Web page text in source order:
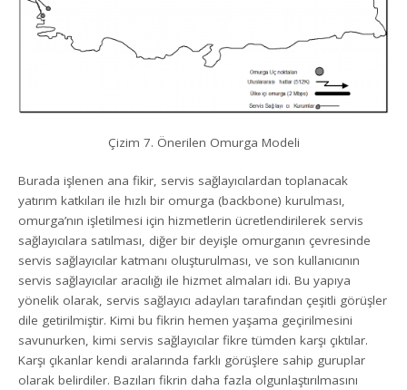
Çizim 7. Önerilen Omurga Modeli
Burada işlenen ana fikir, servis sağlayıcılardan toplanacak
yatırım katkıları ile hızlı bir omurga (backbone) kurulması,
omurga’nın işletilmesi için hizmetlerin ücretlendirilerek servis
sağlayıcılara satılması, diğer bir deyişle omurganın çevresinde
servis sağlayıcılar katmanı oluşturulması, ve son kullanıcının
servis sağlayıcılar aracılığı ile hizmet almaları idi. Bu yapıya
yönelik olarak, servis sağlayıcı adayları tarafından çeşitli görüşler
dile getirilmiştir. Kimi bu fikrin hemen yaşama geçirilmesini
savunurken, kimi servis sağlayıcılar fikre tümden karşı çıktılar.
Karşı çıkanlar kendi aralarında farklı görüşlere sahip guruplar
olarak belirdiler. Bazıları fikrin daha fazla olgunlaştırılmasını